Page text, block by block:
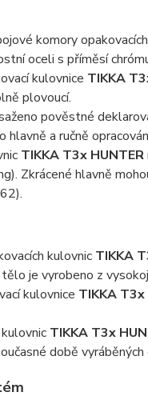
komory
oceli s příměsí
kulovnice TIKKA
plovoucí.
pověstné
hlavně a ručně
TIKKA T3x HUNTER
Zkrácené hlavně
kulovnic TIKKA
tělo je vyrobeno z
kulovnice TIKKA T3x
TIKKA T3x
době vyráběných